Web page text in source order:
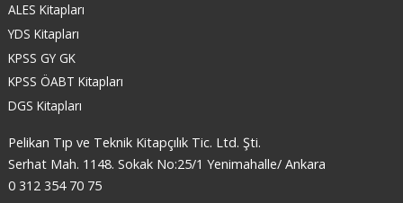
ALES Kitapları
YDS Kitapları
KPSS GY GK
KPSS ÖABT Kitapları
DGS Kitapları
Pelikan Tıp ve Teknik Kitapçılık Tic. Ltd. Şti.
Serhat Mah. 1148. Sokak No:25/1 Yenimahalle/ Ankara
0 312 354 70 75